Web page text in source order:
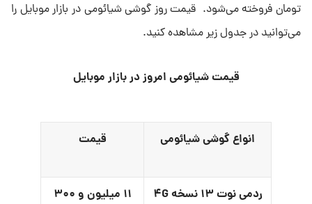
تومان فروخته می‌شود. قیمت روز گوشی شیائومی در بازار موبایل را
می‌توانید در جدول زیر مشاهده کنید.
قیمت شیائومی امروز در بازار موبایل
انواع گوشی شیائومی قیمت
ردمی نوت ۱۳ نسخه ۴G
۱۱ میلیون و ۳۰۰